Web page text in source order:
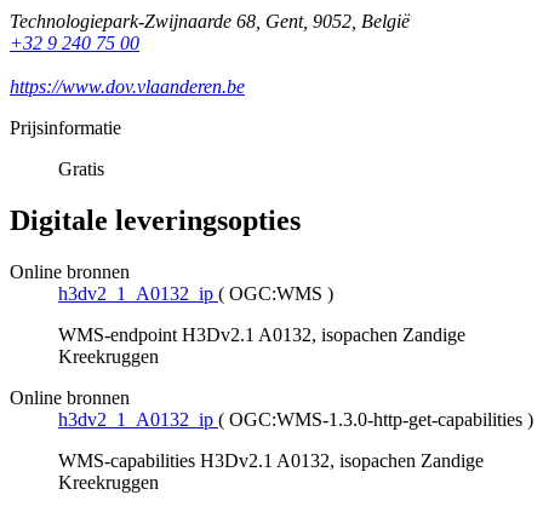
Technologiepark-Zwijnaarde 68, Gent, 9052, België
+32 9 240 75 00
https://www.dov.vlaanderen.be
Prijsinformatie
Gratis
Digitale leveringsopties
Online bronnen
h3dv2_1_A0132_ip ( OGC:WMS )
WMS-endpoint H3Dv2.1 A0132, isopachen Zandige
Kreekruggen
Online bronnen
h3dv2_1_A0132_ip ( OGC:WMS-1.3.0-http-get-capabilities )
WMS-capabilities H3Dv2.1 A0132, isopachen Zandige
Kreekruggen